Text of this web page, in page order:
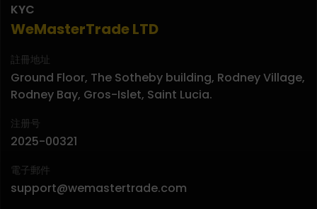
WeMasterTrade LTD
註冊地址
Ground Floor, The Sotheby building, Rodney Village,
Rodney Bay, Gros-Islet, Saint Lucia.
注册号
2025-00321
電子郵件
support@wemastertrade.com
KYC